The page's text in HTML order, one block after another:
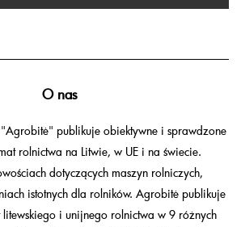
O nas
publikuje obiektywne i sprawdzone
rolnictwa na Litwie, w UE i na świecie.
dotyczących maszyn rolniczych,
istotnych dla rolników. Agrobitė publikuje
i unijnego rolnictwa w 9 różnych